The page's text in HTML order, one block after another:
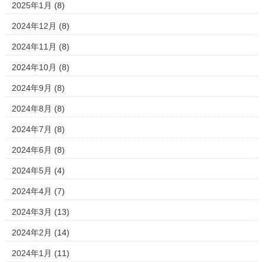
2025年1月 (8)
2024年12月 (8)
2024年11月 (8)
2024年10月 (8)
2024年9月 (8)
2024年8月 (8)
2024年7月 (8)
2024年6月 (8)
2024年5月 (4)
2024年4月 (7)
2024年3月 (13)
2024年2月 (14)
2024年1月 (11)